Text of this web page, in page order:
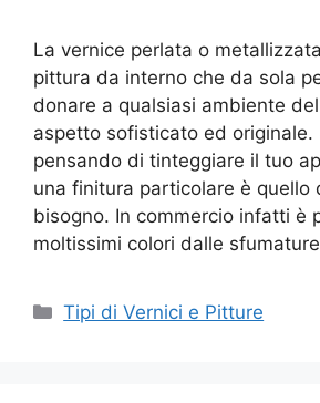
La vernice perlata o
pittura da interno che da sola
donare a qualsiasi ambiente
aspetto sofisticato ed originale.
pensando di tinteggiare il tuo
una finitura particolare è quello
bisogno. In commercio infatti è
moltissimi colori dalle
Categorie
Tipi di Vernici e Pitture